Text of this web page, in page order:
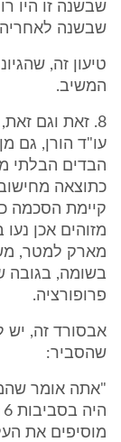
שבשנה זו היו
שבשנה לאחריה,
טיעון זה,
המשיב.
8. זאת וגם
עו"ד הורן, גם
הבדים הבלתי
כתוצאה
קיימת הסכמה
מארק למטר,
פרופורציה.
אבסורד זה, יש
שהסביר:
"אתה אומר